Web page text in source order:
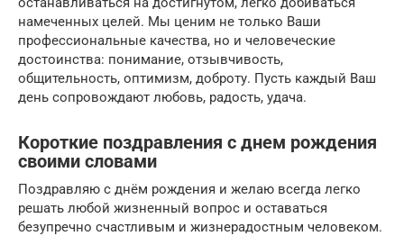
намеченных целей. Мы ценим не только Ваши
профессиональные качества, но и человеческие
достоинства: понимание, отзывчивость,
общительность, оптимизм, доброту. Пусть каждый Ваш
день сопровождают любовь, радость, удача.
Короткие поздравления с днем рождения
своими словами
Поздравляю с днём рождения и желаю всегда легко
решать любой жизненный вопрос и оставаться
безупречно счастливым и жизнерадостным человеком.